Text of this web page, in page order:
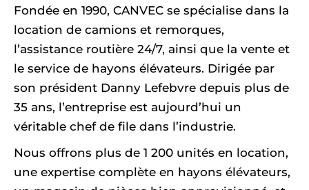
Fondée en 1990, CANVEC se spécialise dans la
location de camions et remorques,
l’assistance routière 24/7, ainsi que la vente et
le service de hayons élévateurs. Dirigée par
son président Danny Lefebvre depuis plus de
35 ans, l’entreprise est aujourd’hui un
véritable chef de file dans l’industrie.
Nous offrons plus de 1 200 unités en location,
une expertise complète en hayons élévateurs,